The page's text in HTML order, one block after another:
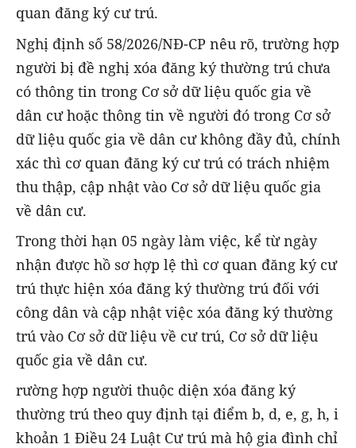
quan đăng ký cư trú.
Nghị định số 58/2026/NĐ-CP nêu rõ, trường hợp
người bị đề nghị xóa đăng ký thường trú chưa
có thông tin trong Cơ sở dữ liệu quốc gia về
dân cư hoặc thông tin về người đó trong Cơ sở
dữ liệu quốc gia về dân cư không đầy đủ, chính
xác thì cơ quan đăng ký cư trú có trách nhiệm
thu thập, cập nhật vào Cơ sở dữ liệu quốc gia
về dân cư.
Trong thời hạn 05 ngày làm việc, kể từ ngày
nhận được hồ sơ hợp lệ thì cơ quan đăng ký cư
trú thực hiện xóa đăng ký thường trú đối với
công dân và cập nhật việc xóa đăng ký thường
trú vào Cơ sở dữ liệu về cư trú, Cơ sở dữ liệu
quốc gia về dân cư.
rường hợp người thuộc diện xóa đăng ký
thường trú theo quy định tại điểm b, d, e, g, h, i
khoản 1 Điều 24 Luật Cư trú mà hộ gia đình chỉ